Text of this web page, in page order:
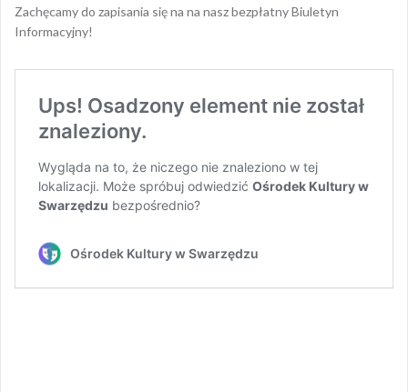
Zachęcamy do zapisania się na na nasz bezpłatny Biuletyn
Informacyjny!